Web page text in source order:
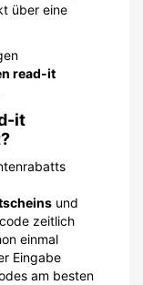
über eine
read-it
it
und
zeitlich
einmal
Eingabe
am besten